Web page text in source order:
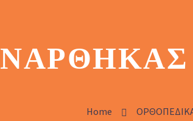
ΝΆΡΘΗΚΑΣ
Home